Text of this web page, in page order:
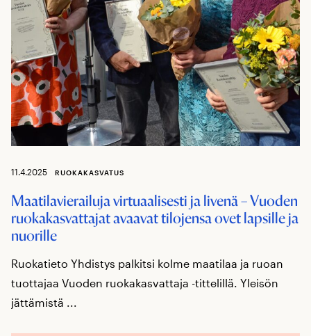
11.4.2025 RUOKAKASVATUS
Maatilavierailuja virtuaalisesti ja livenä – Vuoden
ruokakasvattajat avaavat tilojensa ovet lapsille ja
nuorille
Ruokatieto Yhdistys palkitsi kolme maatilaa ja ruoan
tuottajaa Vuoden ruokakasvattaja -tittelillä. Yleisön
jättämistä ...